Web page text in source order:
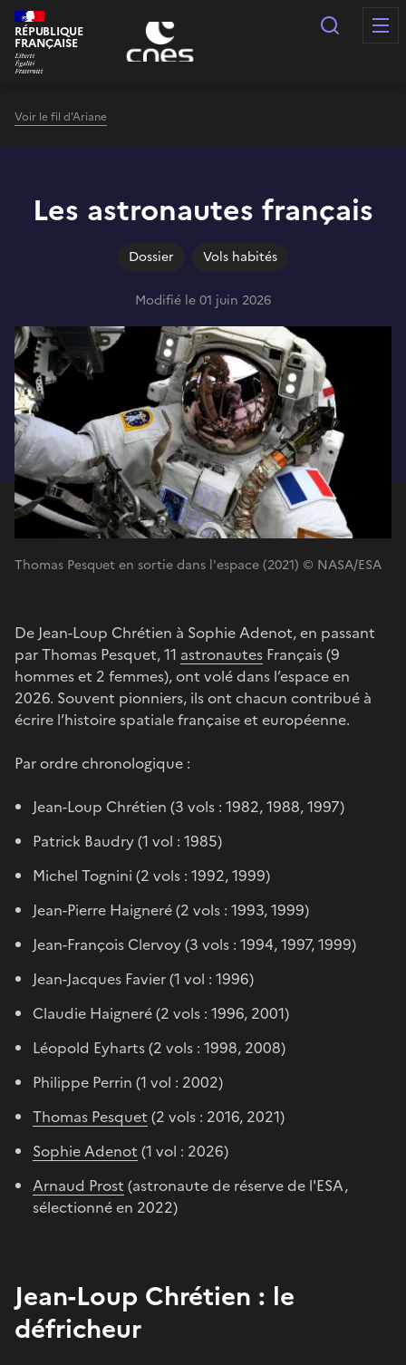
Panneau de gestion des cookies
RÉPUBLIQUE
FRANÇAISE
Voir le fil d'Ariane
Les astronautes français
Dossier Vols habités
Modifié le 01 juin 2026
Thomas Pesquet en sortie dans l'espace (2021) © NASA/ESA
De Jean-Loup Chrétien à Sophie Adenot, en passant
par Thomas Pesquet, 11 astronautes Français (9
hommes et 2 femmes), ont volé dans l’espace en
2026. Souvent pionniers, ils ont chacun contribué à
écrire l’histoire spatiale française et européenne.
Par ordre chronologique :
Jean-Loup Chrétien (3 vols : 1982, 1988, 1997)
Patrick Baudry (1 vol : 1985)
Michel Tognini (2 vols : 1992, 1999)
Jean-Pierre Haigneré (2 vols : 1993, 1999)
Jean-François Clervoy (3 vols : 1994, 1997, 1999)
Jean-Jacques Favier (1 vol : 1996)
Claudie Haigneré (2 vols : 1996, 2001)
Léopold Eyharts (2 vols : 1998, 2008)
Philippe Perrin (1 vol : 2002)
Thomas Pesquet (2 vols : 2016, 2021)
Sophie Adenot (1 vol : 2026)
Arnaud Prost (astronaute de réserve de l'ESA,
sélectionné en 2022)
Jean-Loup Chrétien : le
défricheur